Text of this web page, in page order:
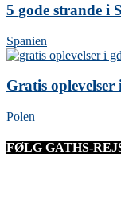
5 gode strande i
Spanien
Gratis oplevelser
Polen
FØLG GATHS-